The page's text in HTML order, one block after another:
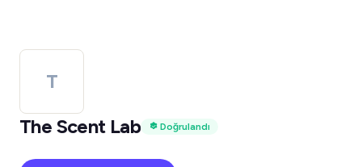
T
The Scent Lab
Doğrulandı